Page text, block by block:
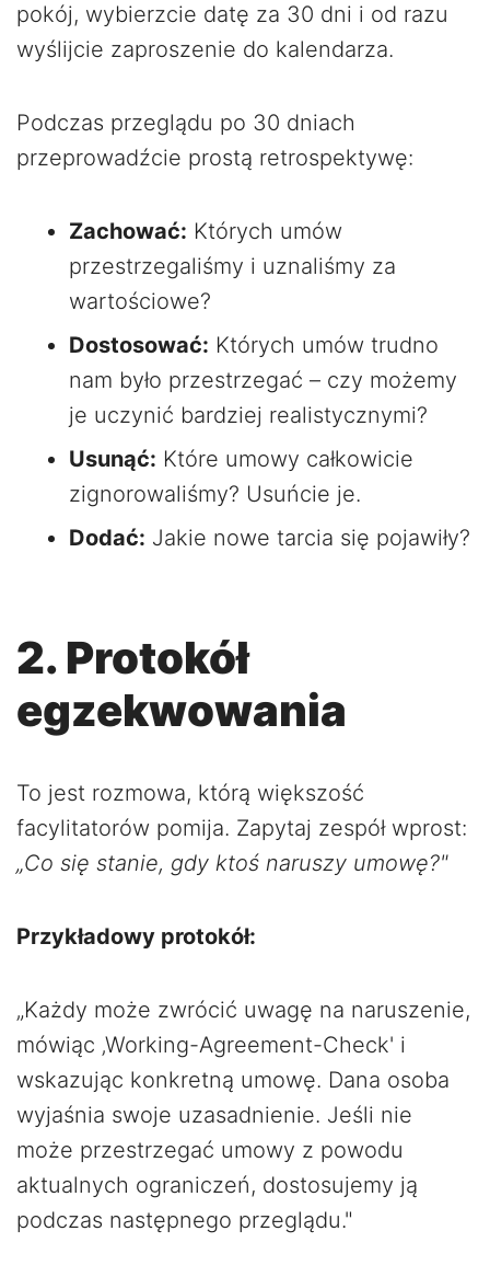
pokój, wybierzcie datę za 30 dni i od razu
wyślijcie zaproszenie do kalendarza.
Podczas przeglądu po 30 dniach
przeprowadźcie prostą retrospektywę:
Zachować: Których umów
przestrzegaliśmy i uznaliśmy za
wartościowe?
Dostosować: Których umów trudno
nam było przestrzegać – czy możemy
je uczynić bardziej realistycznymi?
Usunąć: Które umowy całkowicie
zignorowaliśmy? Usuńcie je.
Dodać: Jakie nowe tarcia się pojawiły?
2. Protokół
egzekwowania
To jest rozmowa, którą większość
facylitatorów pomija. Zapytaj zespół wprost:
„Co się stanie, gdy ktoś naruszy umowę?"
Przykładowy protokół:
„Każdy może zwrócić uwagę na naruszenie,
mówiąc ‚Working-Agreement-Check' i
wskazując konkretną umowę. Dana osoba
wyjaśnia swoje uzasadnienie. Jeśli nie
może przestrzegać umowy z powodu
aktualnych ograniczeń, dostosujemy ją
podczas następnego przeglądu."